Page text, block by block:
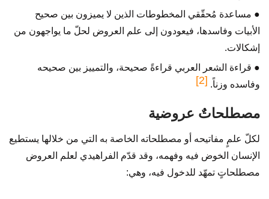
● مساعدة مُحقّقي المخطوطات الذين لا يميزون بين صحيح
الأبيات وفاسدها، فيعودون إلى علم العروض لحلّ ما يواجهون من
إشكالات.
● قراءة الشعر العربي قراءةً صحيحة، والتمييز بين صحيحه
وفاسده وزناً. [2]
مصطلحاتٌ عروضية
لكلّ علمٍ مفاتيحه أو مصطلحاته الخاصة به التي من خلالها يستطيع
الإنسان الخوض فيه وفهمه، وقد قدّم الفراهيدي لعلم العروض
مصطلحاتٍ تمهّد للدخول فيه، وهي: